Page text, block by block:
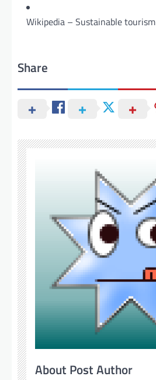
Wikipedia – Sustainable tourism
Share
About Post Author